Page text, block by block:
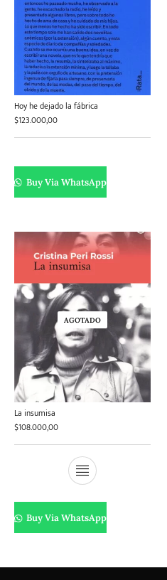
Hoy he dejado la fábrica
$123.000,00
Buy Via WhatsApp
AGOTADO
La insumisa
$108.000,00
Buy Via WhatsApp